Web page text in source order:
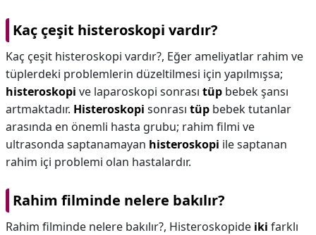
Kaç çeşit histeroskopi vardır?
Kaç çeşit histeroskopi vardır?, Eğer ameliyatlar rahim ve
tüplerdeki problemlerin düzeltilmesi için yapılmışsa;
histeroskopi ve laparoskopi sonrası tüp bebek şansı
artmaktadır. Histeroskopi sonrası tüp bebek tutanlar
arasında en önemli hasta grubu; rahim filmi ve
ultrasonda saptanamayan histeroskopi ile saptanan
rahim içi problemi olan hastalardır.
Rahim filminde nelere bakılır?
Rahim filminde nelere bakılır?, Histeroskopide iki farklı